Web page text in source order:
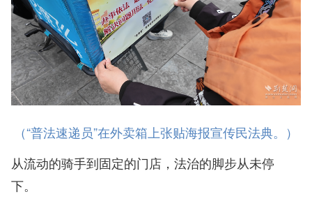
（“普法速递员”在外卖箱上张贴海报宣传民法典。）
从流动的骑手到固定的门店，法治的脚步从未停
下。